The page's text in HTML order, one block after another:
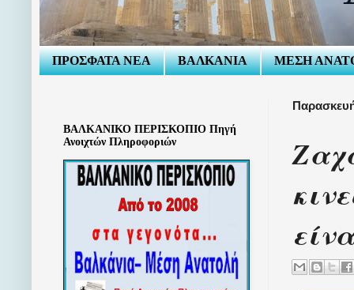
ΠΡΟΣΦΑΤΑ ΝΕΑ ΒΑΛΚΑΝΙΑ ΜΕΣΗ
ΒΑΛΚΑΝΙΚΟ ΠΕΡΙΣΚΟΠΙΟ Πηγή
Ανοιχτών Πληροφοριών